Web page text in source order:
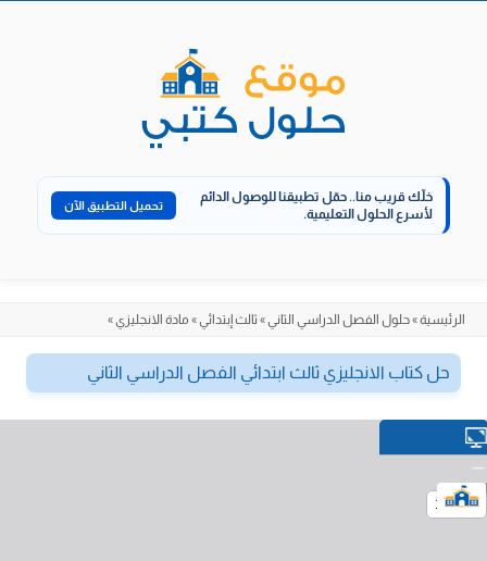
خلّك قريب منا.. حمّل تطبيقنا للوصول الدائم
لأسرع الحلول التعليمية.
تحميل التطبيق الآن
الرئيسية»حلول الفصل الدراسي الثاني» ثالث إبتدائي» مادة الانجليزي»
حل كتاب الانجليزي ثالث ابتدائي الفصل الدراسي الثاني